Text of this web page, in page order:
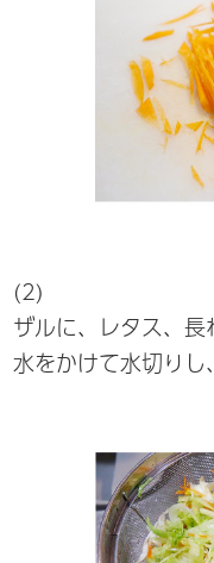
(2)
ザルに、レタス、長
水をかけて水切りし